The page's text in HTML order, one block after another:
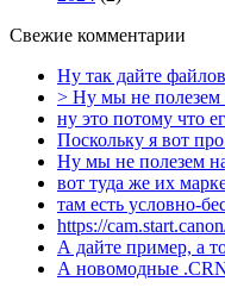
Свежие комментарии
Ну так дайте
> Ну мы не полезем
ну это потому что
Поскольку я вот про
Ну мы не полезем
вот туда же их
там есть условно-
https://
А дайте пример, а
А новомодные